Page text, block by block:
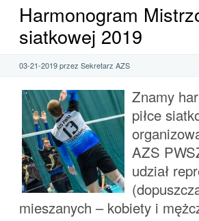
Harmonogram
siatkowej 2019
03-21-2019 przez Sekretarz AZS
Znamy
piłce
AZS
udział
mieszanych – kobiety i